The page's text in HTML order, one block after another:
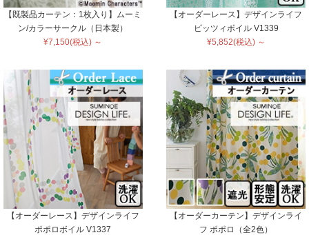
【既製品カーテン：1枚入り】ムーミ
ン/カラーサークル（日本製）
¥7,150(税込) ～
【オーダーレース】デザインライフ
ピッツィボイル V1339
¥5,852(税込) ～
【オーダーレース】デザインライフ
ポポロボイル V1337
【オーダーカーテン】デザインライ
フ ポポロ（全2色）